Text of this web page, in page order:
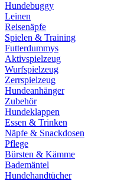
Hundebuggy
Leinen
Reisenäpfe
Spielen & Training
Futterdummys
Aktivspielzeug
Wurfspielzeug
Zerrspielzeug
Hundeanhänger
Zubehör
Hundeklappen
Essen & Trinken
Näpfe & Snackdosen
Pflege
Bürsten & Kämme
Bademäntel
Hundehandtücher